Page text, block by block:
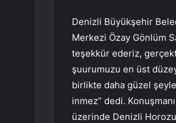
Denizli Büyükşehir
Merkezi Özay Gönlüm
teşekkür ederiz,
şuurumuzu en üst
birlikte daha güzel
inmez” dedi.
üzerinde Denizli